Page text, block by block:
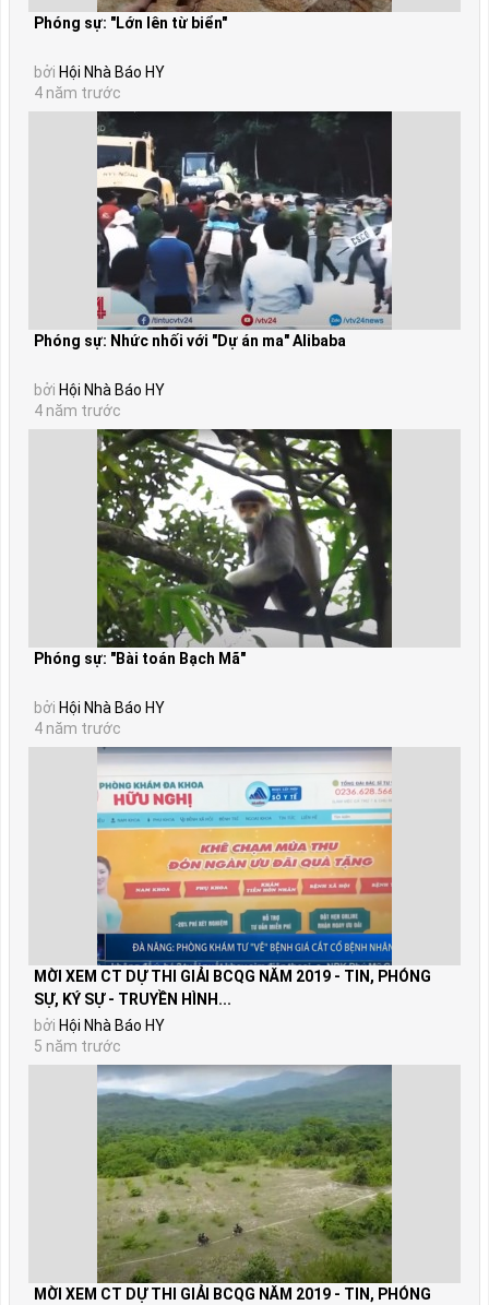
Phóng sự: "Lớn lên từ biển"
bởi Hội Nhà Báo HY
4 năm trước
Phóng sự: Nhức nhối với "Dự án ma" Alibaba
bởi Hội Nhà Báo HY
4 năm trước
Phóng sự: "Bài toán Bạch Mã"
bởi Hội Nhà Báo HY
4 năm trước
MỜI XEM CT DỰ THI GIẢI BCQG NĂM 2019 - TIN, PHÓNG
SỰ, KÝ SỰ - TRUYỀN HÌNH...
bởi Hội Nhà Báo HY
5 năm trước
MỜI XEM CT DỰ THI GIẢI BCQG NĂM 2019 - TIN, PHÓNG